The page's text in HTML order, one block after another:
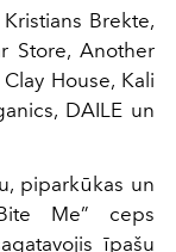
Brekte,
Store, Another
House, Kali
DAILE un
piparkūkas un
Me” ceps
īpašu